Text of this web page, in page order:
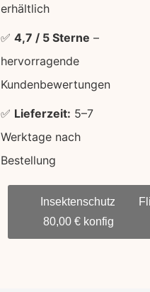
erhältlich
✅4,7 / 5 Sterne –
hervorragende
Kundenbewertungen
✅ Lieferzeit: 5–7
Werktage nach
Bestellung
Insektenschutzrollo
80,00 € konfigurieren